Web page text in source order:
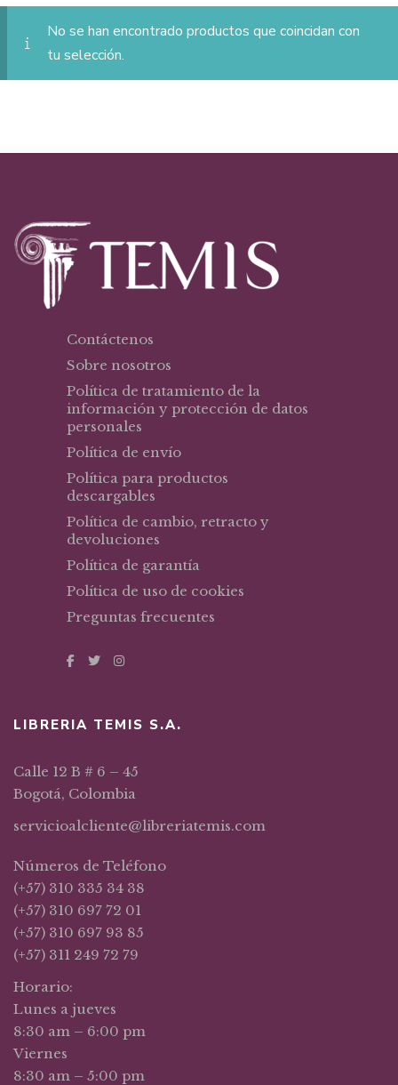
No se han encontrado productos que coincidan con
tu selección.
Contáctenos
Sobre nosotros
Política de tratamiento de la
información y protección de datos
personales
Política de envío
Política para productos
descargables
Política de cambio, retracto y
devoluciones
Política de garantía
Política de uso de cookies
Preguntas frecuentes
LIBRERIA TEMIS S.A.
Calle 12 B # 6 – 45
Bogotá, Colombia
servicioalcliente@libreriatemis.com
Números de Teléfono
(+57) 310 335 34 38
(+57) 310 697 72 01
(+57) 310 697 93 85
(+57) 311 249 72 79
Horario:
Lunes a jueves
8:30 am – 6:00 pm
Viernes
8:30 am – 5:00 pm